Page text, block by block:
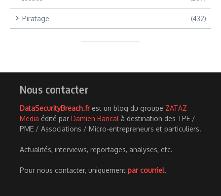
Piratage (432)
Nous contacter
DataSecurityBreach.frest un blog du groupe ZATAZ
Media édité par Damien Bancal à destination des TPE /
PME / Associations / Micro-entrepreneurs et particuliers.
Actualités, interviews, reportages, analyses, etc.
Pour nous contacter, uniquement par courriel.